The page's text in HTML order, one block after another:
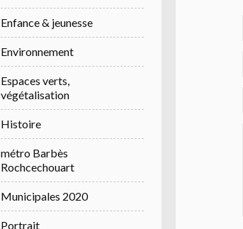
Enfance & jeunesse
Environnement
Espaces verts,
végétalisation
Histoire
métro Barbès
Rochcechouart
Municipales 2020
Portrait